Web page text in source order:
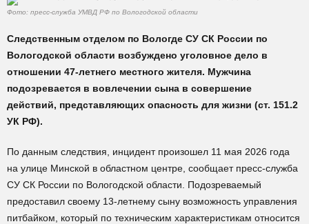
Фото: пресс-служба УМВД РФ по Вологодской области
Следственным отделом по Вологде СУ СК России по
Вологодской области возбуждено уголовное дело в
отношении 47-летнего местного жителя. Мужчина
подозревается в вовлечении сына в совершение
действий, представляющих опасность для жизни (ст. 151.2
УК РФ).
По данным следствия, инцидент произошел 11 мая 2026 года
на улице Минской в областном центре, сообщает пресс-служба
СУ СК России по Вологодской области. Подозреваемый
предоставил своему 13-летнему сыну возможность управления
питбайком, который по техническим характеристикам относится